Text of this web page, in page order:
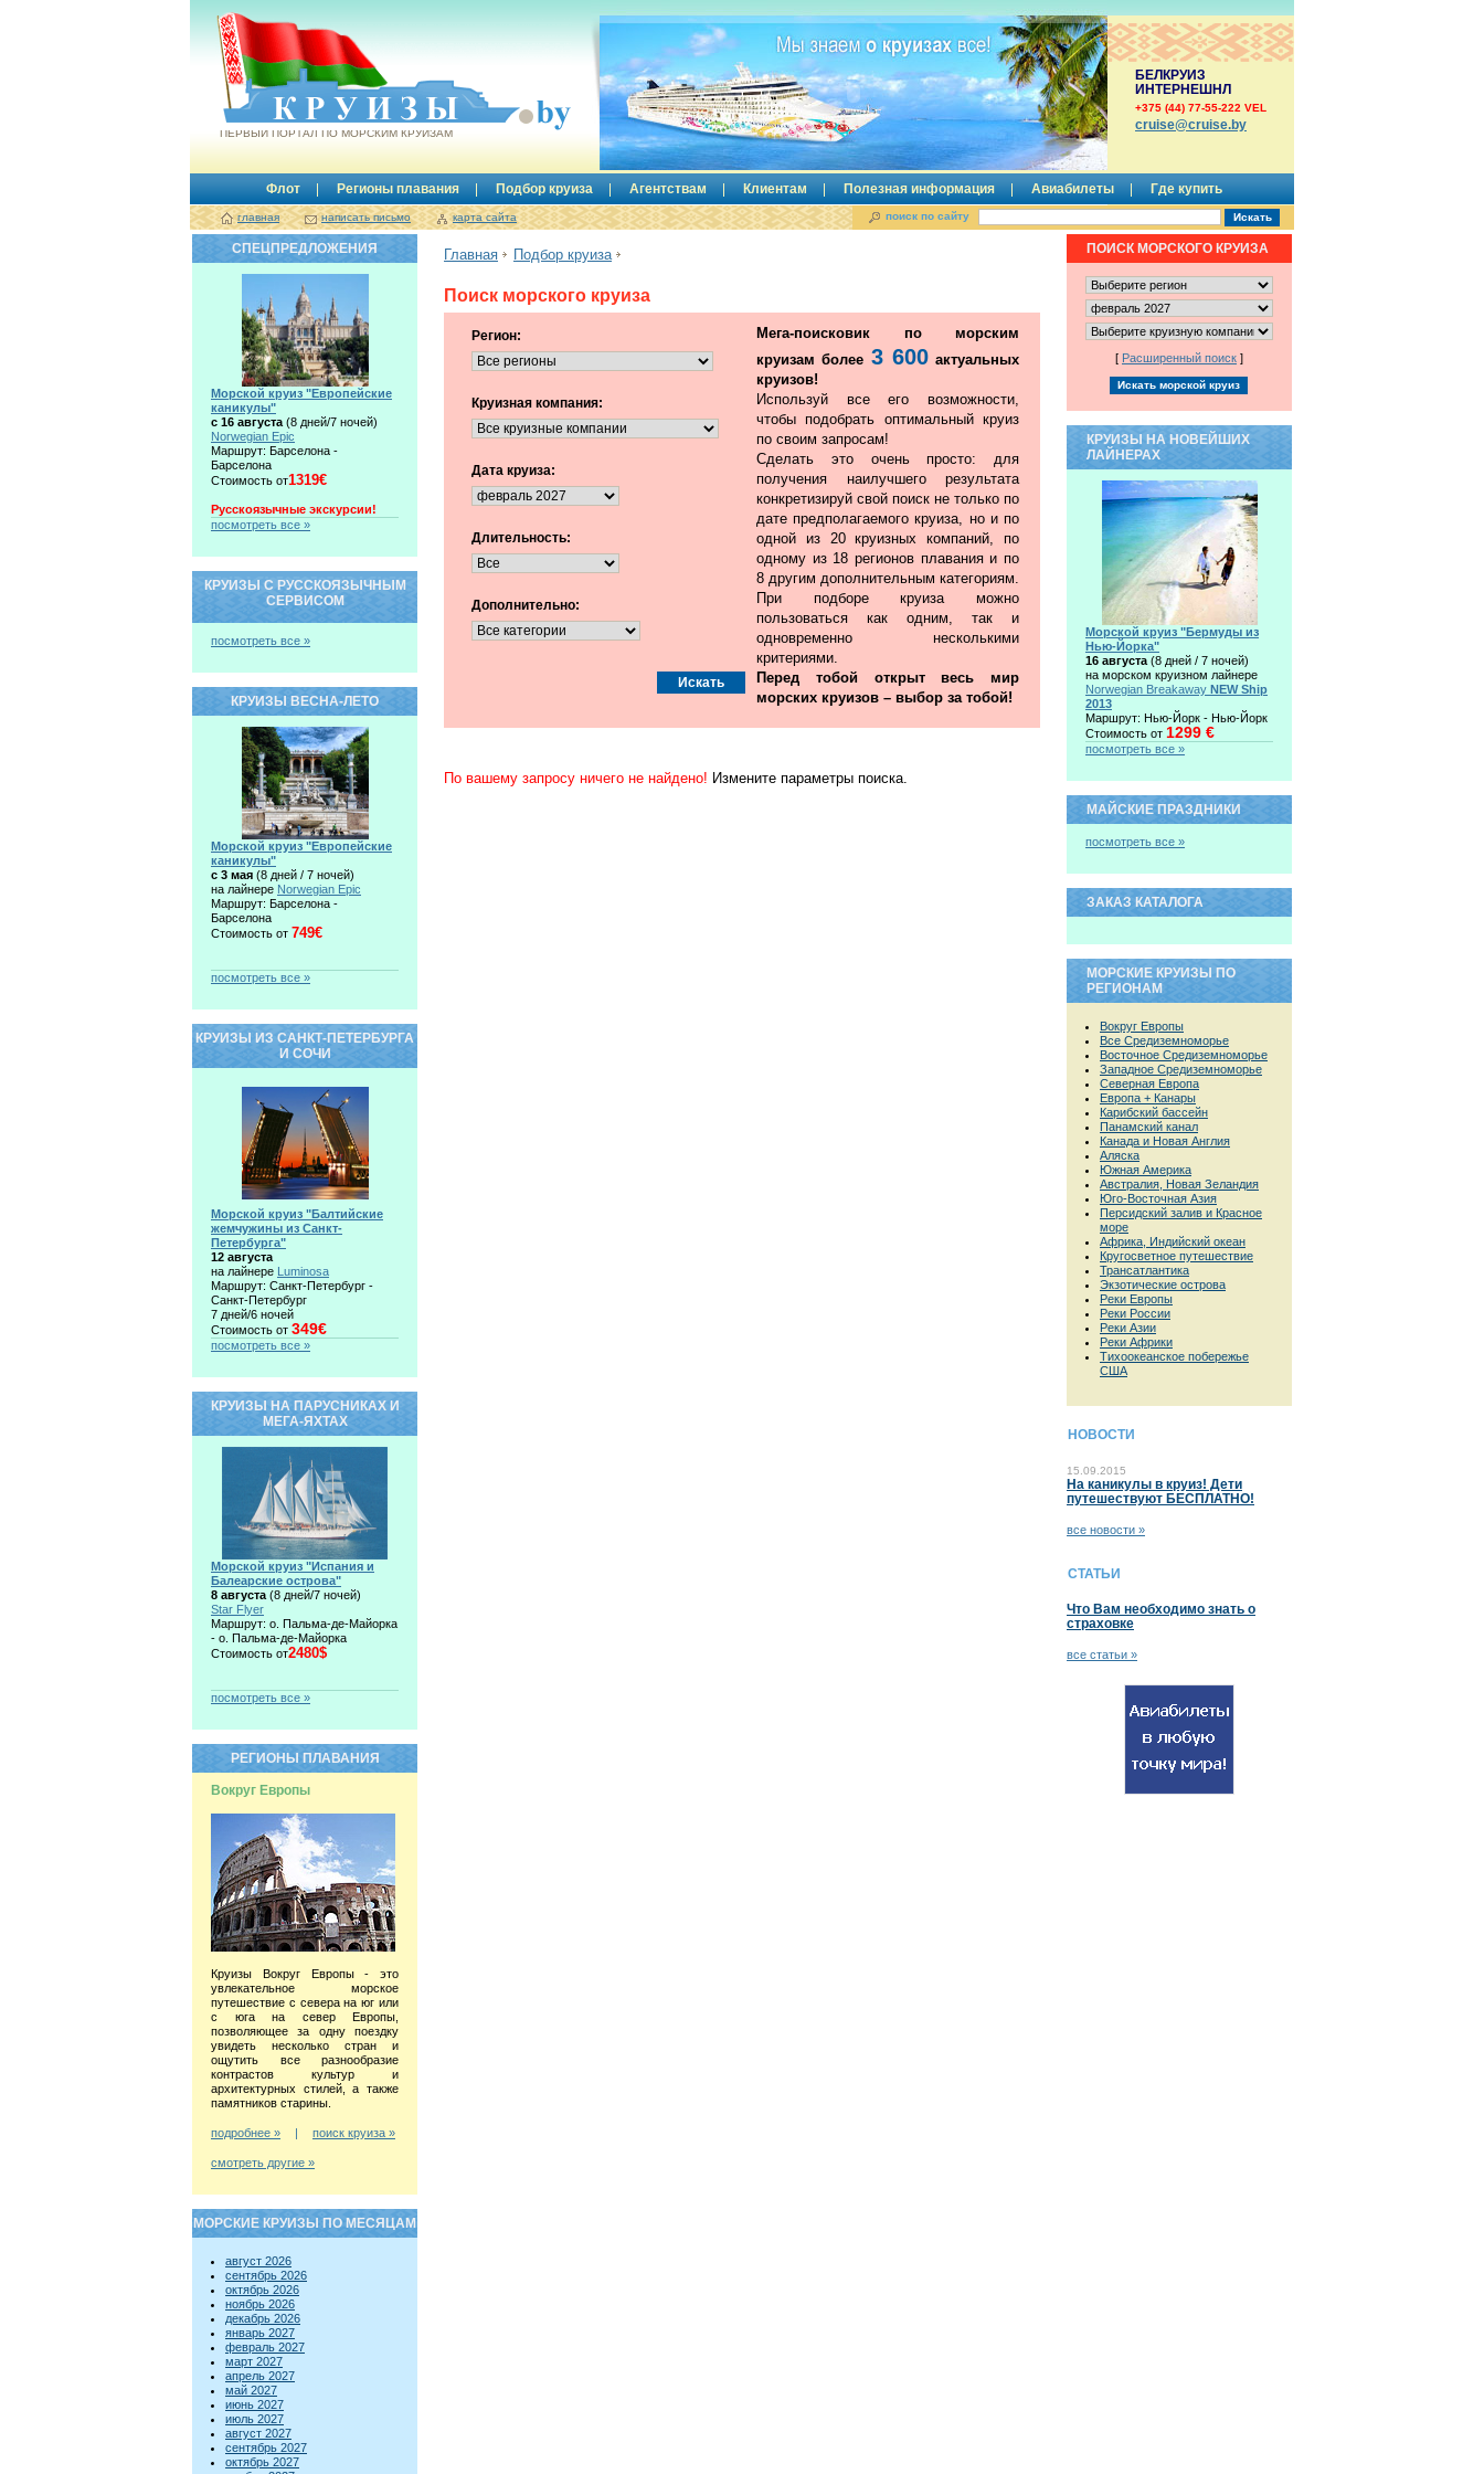
Круизы.by
ПЕРВЫЙ ПОРТАЛ ПО МОРСКИМ КРУИЗАМ
БЕЛКРУИЗ
ИНТЕРНЕШНЛ
+375 (44) 77-55-222 VEL
сruise@cruise.by
Флот Регионы плавания Подбор круиза Агентствам Клиентам Полезная информация Авиабилеты Где купить
главная написать письмо карта сайта поиск по сайту
Главная Подбор круиза
Поиск морского круиза
Регион:
Круизная компания:
Дата круиза:
Длительность:
Дополнительно:
Мега-поисковик по морским
круизам более 3 600актуальных
круизов!
Используй все его возможности,
чтобы подобрать оптимальный круиз
по своим запросам!
Сделать это очень просто: для
получения наилучшего результата
конкретизируй свой поиск не только по
дате предполагаемого круиза, но и по
одной из 20 круизных компаний, по
одному из 18 регионов плавания и по
8 другим дополнительным категориям.
При подборе круиза можно
пользоваться как одним, так и
одновременно несколькими
критериями.
Перед тобой открыт весь мир
морских круизов – выбор за тобой!
По вашему запросу ничего не найдено! Измените параметры поиска.
СПЕЦПРЕДЛОЖЕНИЯ
Морской круиз "Европейские
каникулы"
с 16 августа (8 дней/7 ночей)
Norwegian Epic
Маршрут: Барселона -
Барселона
Стоимость от1319€
Русскоязычные экскурсии!
посмотреть все »
КРУИЗЫ С РУССКОЯЗЫЧНЫМ
СЕРВИСОМ
посмотреть все »
КРУИЗЫ ВЕСНА-ЛЕТО
Морской круиз "Европейские
каникулы"
c 3 мая (8 дней / 7 ночей)
на лайнере Norwegian Epic
Маршрут: Барселона -
Барселона
Стоимость от 749€
посмотреть все »
КРУИЗЫ ИЗ САНКТ-ПЕТЕРБУРГА
И СОЧИ
Морской круиз "Балтийские
жемчужины из Санкт-
Петербурга"
12 августа
на лайнере Luminosa
Маршрут: Санкт-Петербург -
Санкт-Петербург
7 дней/6 ночей
Стоимость от 349€
посмотреть все »
КРУИЗЫ НА ПАРУСНИКАХ И
МЕГА-ЯХТАХ
Морской круиз "Испания и
Балеарские острова"
8 августа (8 дней/7 ночей)
Star Flyer
Маршрут: о. Пальма-де-Майорка
- о. Пальма-де-Майорка
Стоимость от2480$
посмотреть все »
РЕГИОНЫ ПЛАВАНИЯ
Вокруг Европы
Круизы Вокруг Европы - это
увлекательное морское
путешествие с севера на юг или
с юга на север Европы,
позволяющее за одну поездку
увидеть несколько стран и
ощутить все разнообразие
контрастов культур и
архитектурных стилей, а также
памятников старины.
подробнее » | поиск круиза »
смотреть другие »
МОРСКИЕ КРУИЗЫ ПО МЕСЯЦАМ
август 2026
сентябрь 2026
октябрь 2026
ноябрь 2026
декабрь 2026
январь 2027
февраль 2027
март 2027
апрель 2027
май 2027
июнь 2027
июль 2027
август 2027
сентябрь 2027
октябрь 2027
ПОИСК МОРСКОГО КРУИЗА
[ Расширенный поиск ]
КРУИЗЫ НА НОВЕЙШИХ
ЛАЙНЕРАХ
Морской круиз "Бермуды из
Нью-Йорка"
16 августа (8 дней / 7 ночей)
на морском круизном лайнере
Norwegian Breakaway NEW Ship
2013
Маршрут: Нью-Йорк - Нью-Йорк
Стоимость от 1299 €
посмотреть все »
МАЙСКИЕ ПРАЗДНИКИ
посмотреть все »
ЗАКАЗ КАТАЛОГА
МОРСКИЕ КРУИЗЫ ПО
РЕГИОНАМ
Вокруг Европы
Все Средиземноморье
Восточное Средиземноморье
Западное Средиземноморье
Северная Европа
Европа + Канары
Карибский бассейн
Панамский канал
Канада и Новая Англия
Аляска
Южная Америка
Австралия, Новая Зеландия
Юго-Восточная Азия
Персидский залив и Красное
море
Африка, Индийский океан
Кругосветное путешествие
Трансатлантика
Экзотические острова
Реки Европы
Реки России
Реки Азии
Реки Африки
Тихоокеанское побережье
США
НОВОСТИ
15.09.2015
На каникулы в круиз! Дети
путешествуют БЕСПЛАТНО!
все новости »
СТАТЬИ
Что Вам необходимо знать о
страховке
все статьи »